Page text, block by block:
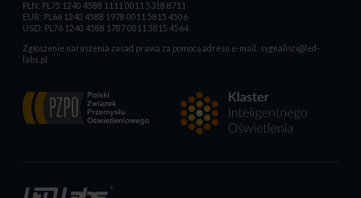
PLN: PL75 1240 4588 1111 0011 5318 8711
EUR: PL66 1240 4588 1978 0011 5815 4506
USD: PL76 1240 4588 1787 0011 5815 4564
Zgłoszenie naruszenia zasad prawa za pomocą adresu e-mail: sygnalisci@led-
labs.pl